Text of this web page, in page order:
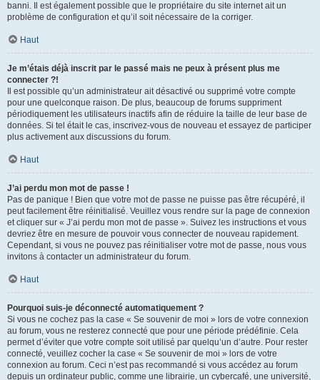
banni. Il est également possible que le propriétaire du site internet ait un
problème de configuration et qu’il soit nécessaire de la corriger.
Haut
Je m’étais déjà inscrit par le passé mais ne peux à présent plus me
connecter ?!
Il est possible qu’un administrateur ait désactivé ou supprimé votre compte
pour une quelconque raison. De plus, beaucoup de forums suppriment
périodiquement les utilisateurs inactifs afin de réduire la taille de leur base de
données. Si tel était le cas, inscrivez-vous de nouveau et essayez de participer
plus activement aux discussions du forum.
Haut
J’ai perdu mon mot de passe !
Pas de panique ! Bien que votre mot de passe ne puisse pas être récupéré, il
peut facilement être réinitialisé. Veuillez vous rendre sur la page de connexion
et cliquer sur « J’ai perdu mon mot de passe ». Suivez les instructions et vous
devriez être en mesure de pouvoir vous connecter de nouveau rapidement.
Cependant, si vous ne pouvez pas réinitialiser votre mot de passe, nous vous
invitons à contacter un administrateur du forum.
Haut
Pourquoi suis-je déconnecté automatiquement ?
Si vous ne cochez pas la case « Se souvenir de moi » lors de votre connexion
au forum, vous ne resterez connecté que pour une période prédéfinie. Cela
permet d’éviter que votre compte soit utilisé par quelqu’un d’autre. Pour rester
connecté, veuillez cocher la case « Se souvenir de moi » lors de votre
connexion au forum. Ceci n’est pas recommandé si vous accédez au forum
depuis un ordinateur public, comme une librairie, un cybercafé, une université,